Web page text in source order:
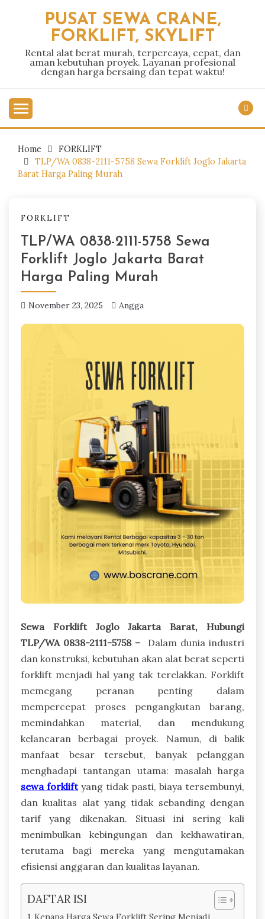
PUSAT SEWA CRANE,
FORKLIFT, SKYLIFT
Rental alat berat murah, terpercaya, cepat, dan
aman kebutuhan proyek. Layanan profesional
dengan harga bersaing dan tepat waktu!
Home
FORKLIFT
TLP/WA 0838-2111-5758 Sewa Forklift Joglo Jakarta
Barat Harga Paling Murah
FORKLIFT
TLP/WA 0838-2111-5758 Sewa
Forklift Joglo Jakarta Barat
Harga Paling Murah
November 23, 2025 Angga
Sewa Forklift Joglo Jakarta Barat, Hubungi
TLP/WA 0838-2111-5758 – Dalam dunia industri
dan konstruksi, kebutuhan akan alat berat seperti
forklift menjadi hal yang tak terelakkan. Forklift
memegang peranan penting dalam
mempercepat proses pengangkutan barang,
memindahkan material, dan mendukung
kelancaran berbagai proyek. Namun, di balik
manfaat besar tersebut, banyak pelanggan
menghadapi tantangan utama: masalah harga
sewa forkliftyang tidak pasti, biaya tersembunyi,
dan kualitas alat yang tidak sebanding dengan
tarif yang dikenakan. Situasi ini sering kali
menimbulkan kebingungan dan kekhawatiran,
terutama bagi mereka yang mengutamakan
efisiensi anggaran dan kualitas layanan.
DAFTAR ISI
Kenapa Harga Sewa Forklift Sering Menjadi